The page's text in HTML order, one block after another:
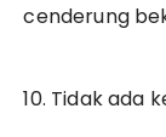
cenderung
10. Tidak ada